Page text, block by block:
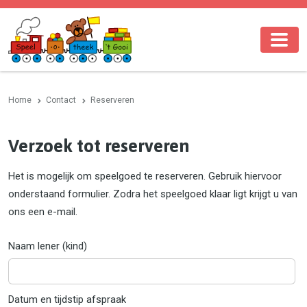
Home Contact Reserveren
Verzoek tot reserveren
Het is mogelijk om speelgoed te reserveren. Gebruik hiervoor
onderstaand formulier. Zodra het speelgoed klaar ligt krijgt u van
ons een e-mail.
Naam lener (kind)
Datum en tijdstip afspraak